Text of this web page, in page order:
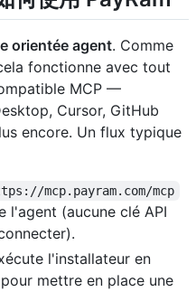
orientée agent. Comme
fonctionne avec tout
MCP —
Cursor, GitHub
encore. Un flux typique
mcp.payram.com/mcp
l'agent (aucune clé API
l'installateur en
mettre en place une